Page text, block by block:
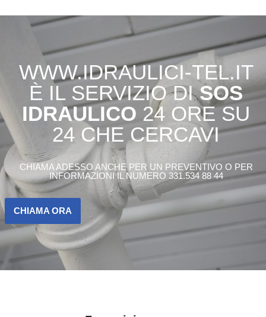
WWW.IDRAULICI-TEL.IT
È IL SERVIZIO DISOS
IDRAULICO 24 ORE SU
24 CHE CERCAVI
CHIAMA ADESSO ANCHE PER UN PREVENTIVO O PER
INFORMAZIONI IL NUMERO 331.534 88 44
CHIAMA ORA